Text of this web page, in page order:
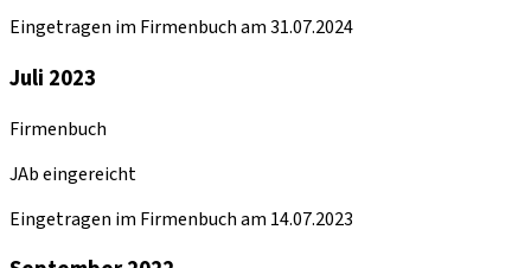
Eingetragen im Firmenbuch am 31.07.2024
Juli 2023
Firmenbuch
JAb eingereicht
Eingetragen im Firmenbuch am 14.07.2023